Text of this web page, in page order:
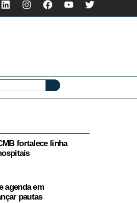
fortalece linha
agenda em
pautas